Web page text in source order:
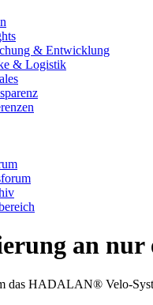
& Entwicklung
& Logistik
an nur
das HADALAN®